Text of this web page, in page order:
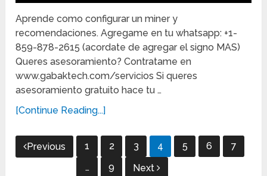
Aprende como configurar un miner y
recomendaciones. Agregame en tu whatsapp: +1-
859-878-2615 (acordate de agregar el signo MAS)
Queres asesoramiento? Contratame en
www.gabaktech.com/servicios Si queres
asesoramiento gratuito hace tu …
[Continue Reading...]
Posts
pagination
Previous 1 2 3 4 5 6
7
…
9 Next